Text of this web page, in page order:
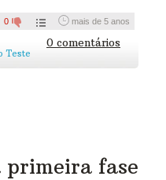
0 mais de 5 anos
0 comentários
Teste
primeira fase